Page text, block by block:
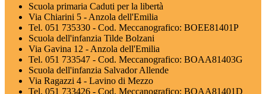
Scuola primaria Caduti per la libertà
Via Chiarini 5 - Anzola dell'Emilia
Tel. 051 735330 - Cod. Meccanografico: BOEE81401P
Scuola dell'infanzia Tilde Bolzani
Via Gavina 12 - Anzola dell'Emilia
Tel. 051 733547 - Cod. Meccanografico: BOAA81403G
Scuola dell'infanzia Salvador Allende
Via Ragazzi 4 - Lavino di Mezzo
Tel. 051 733426 - Cod. Meccanografico: BOAA81401D